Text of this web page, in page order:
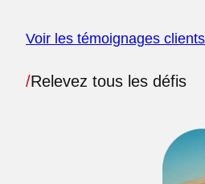
Voir les témoignages clients
/Relevez tous les défis